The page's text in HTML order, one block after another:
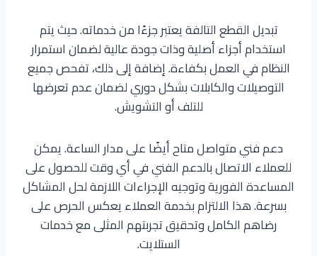
تبديل القطع التالفة يعتبر جزءًا من خدماته. حيث يتم
استخدام أجزاء أصلية وذات جودة عالية لضمان استمرار
النظام في العمل بكفاءة. إضافة إلى ذلك، تفحص جميع
التوصيلات والكابلات بشكل دوري لضمان عدم تعرضها
للتلف أو التشويش.
دعم فني متواصل متاح أيضًا على مدار الساعة. يمكن
للعملاء الاتصال بالدعم الفني في أي وقت للحصول على
المساعدة الفورية وتوجيه الإجراءات اللازمة لحل المشاكل
بسرعة. هذا الالتزام بخدمة العملاء يعكس الحرص على
رضاهم الكامل وتحقيق تجربتهم المثلى مع خدمات
الستلايت.